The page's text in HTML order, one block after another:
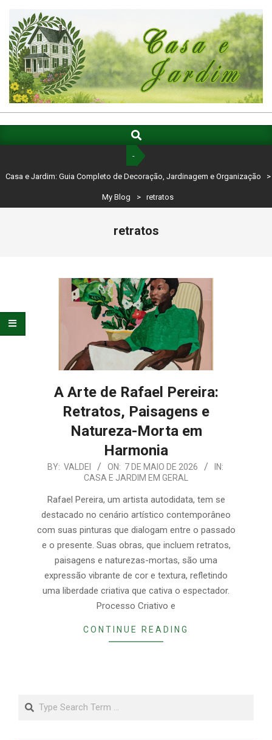
content
CASA
E
GUIA
COMPLETO
DECORAÇÃO,
ORGANIZAÇÃO
Navigation
Search
-
Casa e Jardim: Guia Completo de Decoração, Jardinagem e Organização >
My Blog > retratos
retratos
A Arte de Rafael Pereira:
Retratos, Paisagens e
Natureza-Morta em
Harmonia
2026-
BY: VALDEI ON: 7 DE MAIO DE 2026
IN:
CASA E JARDIM EM GERAL
Rafael Pereira, um artista autodidata, tem se
destacado no cenário artístico contemporâneo
com suas pinturas que dialogam entre o passado
e o presente. Suas obras, que incluem retratos,
paisagens e naturezas-mortas, são uma
expressão vibrante de cor e textura, refletindo
uma liberdade criativa que cativa o espectador.
Processo Criativo e
CONTINUE READING
Search